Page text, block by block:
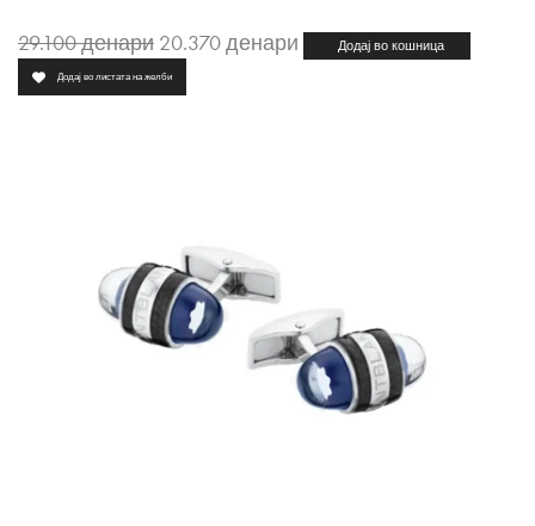
29.100денари 20.370денари Додај во кошница
Додај во листата на желби